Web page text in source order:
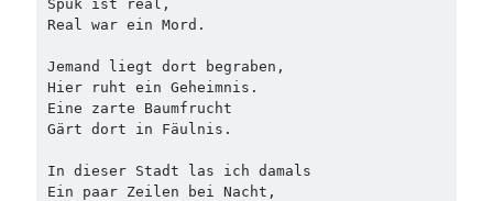
Spuk ist real,
Real war ein Mord.
Jemand liegt dort begraben,
Hier ruht ein Geheimnis.
Eine zarte Baumfrucht
Gärt dort in Fäulnis.
In dieser Stadt las ich damals
Ein paar Zeilen bei Nacht,